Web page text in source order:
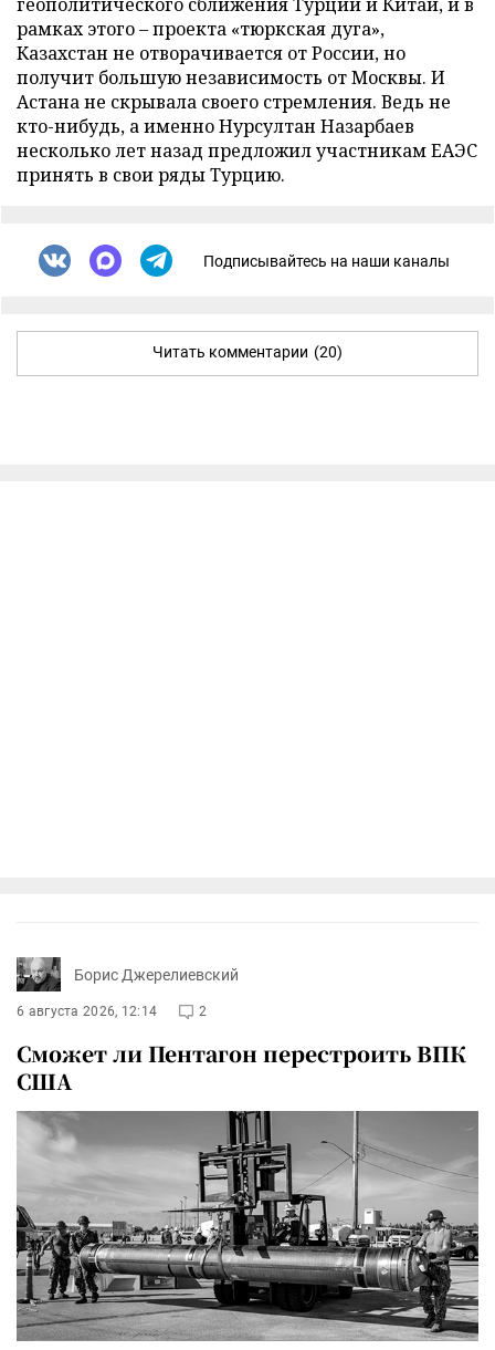
рамках этого – проекта «тюркская дуга»,
Казахстан не отворачивается от России, но
получит большую независимость от Москвы. И
Астана не скрывала своего стремления. Ведь не
кто-нибудь, а именно Нурсултан Назарбаев
несколько лет назад предложил участникам ЕАЭС
принять в свои ряды Турцию.
Подписывайтесь на наши каналы
Читать комментарии (20)
Борис Джерелиевский
6 августа 2026, 12:14 2
Сможет ли Пентагон перестроить ВПК
США